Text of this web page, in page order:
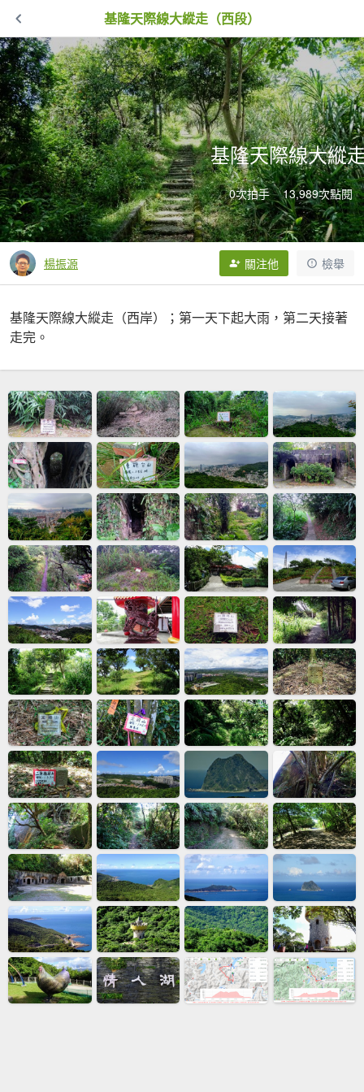
基隆天際線大縱走（西段）
基隆天際線大縱
0次拍手 13,989次點閱
楊振源 關注他 檢舉
基隆天際線大縱走（西岸）；第一天下起大雨，第二天接著
走完。